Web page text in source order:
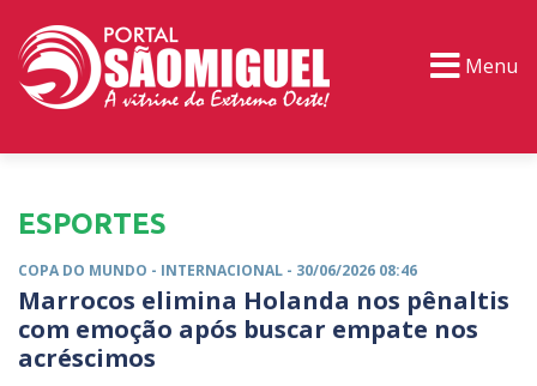
Menu
ESPORTES
COPA DO MUNDO - INTERNACIONAL - 30/06/2026 08:46
Marrocos elimina Holanda nos pênaltis
com emoção após buscar empate nos
acréscimos